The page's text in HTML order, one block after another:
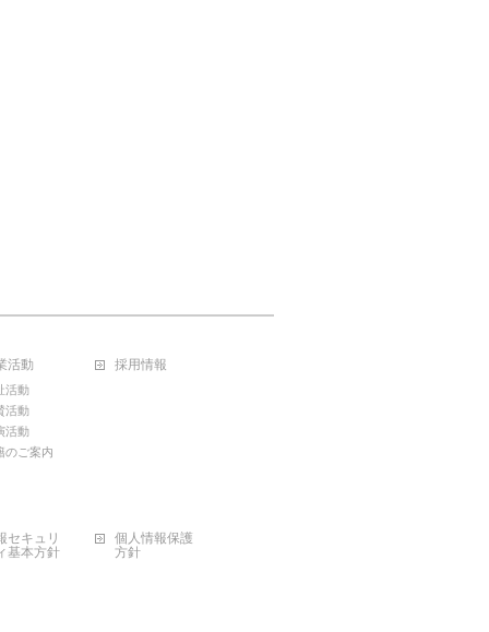
活動
活動
活動
活動
のご案内
採用情報
セキュリ
基本方針
個人情報保護
方針